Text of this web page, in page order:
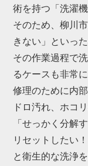
ことが主な原
また、排水ホ
が溜まり、「
という不具合
これらは構造
るため、プロ
欠です。
「家電の達人
解クリーニン
術を持つ「洗濯
そのため、柳川
きない」といっ
その作業過程で
るケースも非常
修理のために内
ドロ汚れ、ホコ
「せっかく分解
リセットしたい
と衛生的な洗浄